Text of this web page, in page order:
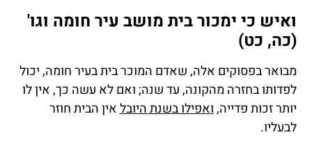
ואיש כי ימכור בית מושב עיר חומה וגו'
(כה, כט)
מבואר בפסוקים אלה, שאדם המוכר בית בעיר חומה, יכול
לפדותו בחזרה מהקונה, עד שנה; ואם לא עשה כך, אין לו
יותר זכות פדייה,ואפילו בשנת היובלאין הבית חוזר
לבעליו.